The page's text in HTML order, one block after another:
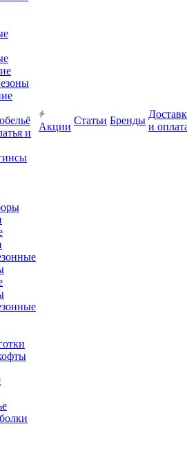
и
Акции
Статьи Бренды
и